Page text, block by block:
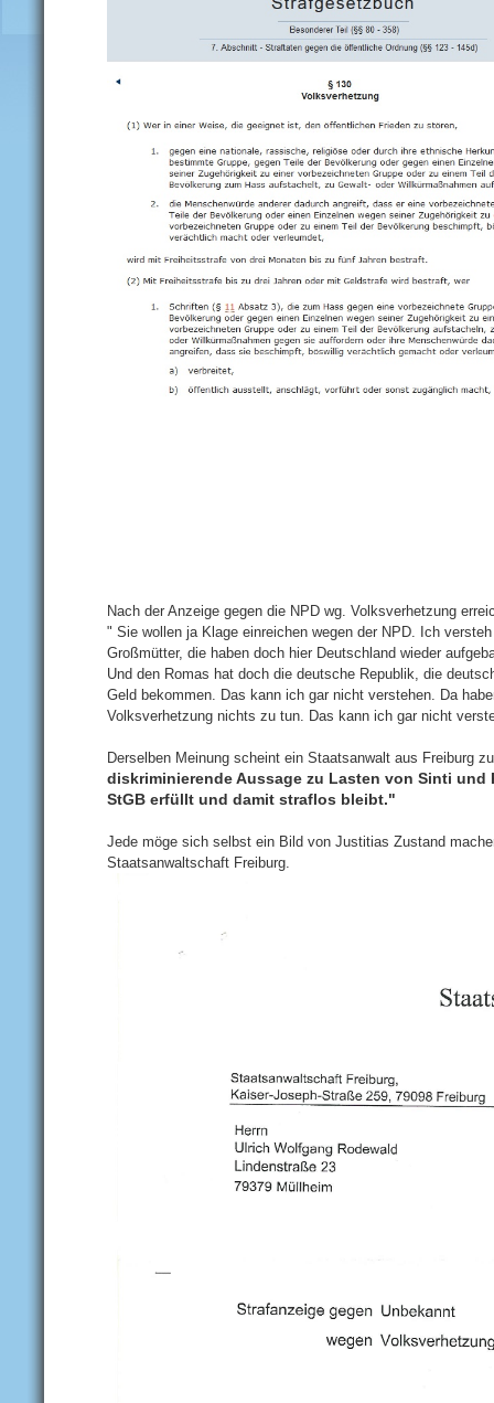
Nach der Anzeige gegen die NPD wg. Volksverhetzung
" Sie wollen ja Klage einreichen wegen der NPD. Ich
Großmütter, die haben doch hier Deutschland wieder
Und den Romas hat doch die deutsche Republik, die
Geld bekommen. Das kann ich gar nicht verstehen. Da
Volksverhetzung nichts zu tun. Das kann ich gar nicht
Derselben Meinung scheint ein Staatsanwalt aus Freiburg
diskriminierende Aussage zu Lasten von Sinti und
StGB erfüllt und damit straflos bleibt."
Jede möge sich selbst ein Bild von Justitias Zustand
Staatsanwaltschaft Freiburg.